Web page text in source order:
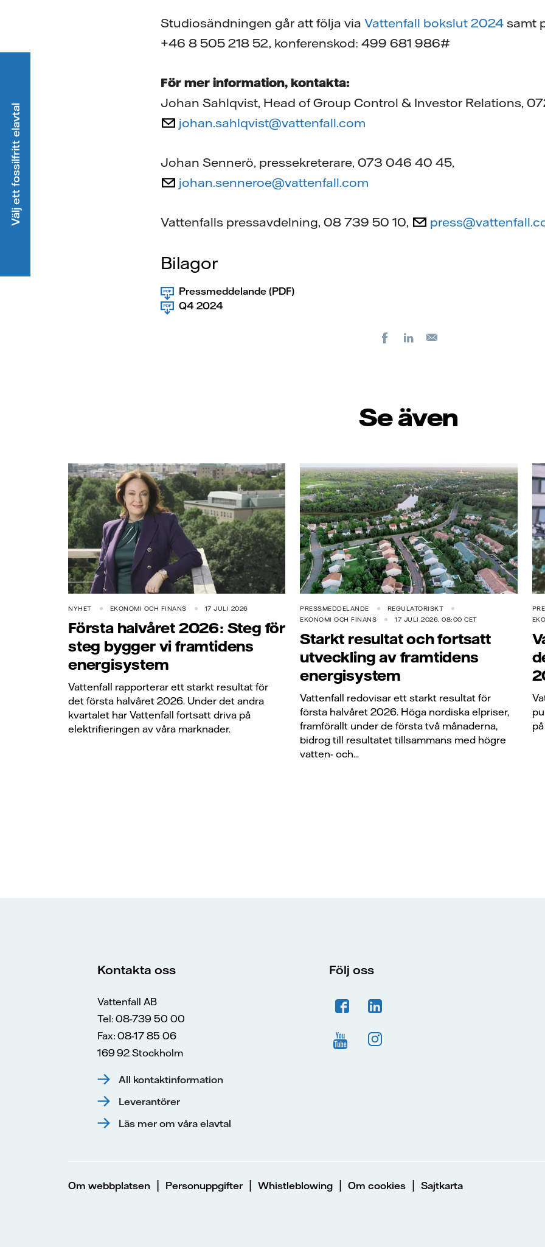
Studiosändningen går att följa via Vattenfall bokslut 2024 samt
+46 8 505 218 52, konferenskod: 499 681 986#
För mer information, kontakta:
Johan Sahlqvist, Head of Group Control & Investor Relations,
johan.sahlqvist@vattenfall.com
Johan Sennerö, pressekreterare, 073 046 40 45,
johan.senneroe@vattenfall.com
Vattenfalls pressavdelning, 08 739 50 10,
Bilagor
Pressmeddelande (PDF)
Q4 2024
FacebookLinkedIn
Se även
NYHET EKONOMI OCH FINANS 17 JULI 2026
Första halvåret 2026: Steg för
steg bygger vi framtidens
energisystem
Vattenfall rapporterar ett starkt resultat för
det första halvåret 2026. Under det andra
kvartalet har Vattenfall fortsatt driva på
elektrifieringen av våra marknader.
PRESSMEDDELANDE
REGULATORISKT
EKONOMI OCH FINANS
17 JULI 2026, 08:00 CET
Starkt resultat och fortsatt
utveckling av framtidens
energisystem
Vattenfall redovisar ett starkt resultat för
första halvåret 2026. Höga nordiska elpriser,
framförallt under de första två månaderna,
bidrog till resultatet tillsammans med högre
vatten- och...
Välj ett fossilfritt elavtal
Kontakta oss
Vattenfall AB
Tel: 08-739 50 00
Fax: 08-17 85 06
169 92 Stockholm
All kontaktinformation
Leverantörer
Läs mer om våra elavtal
Följ oss
Om webbplatsen | Personuppgifter | Whistleblowing | Om cookies | Sajtkarta